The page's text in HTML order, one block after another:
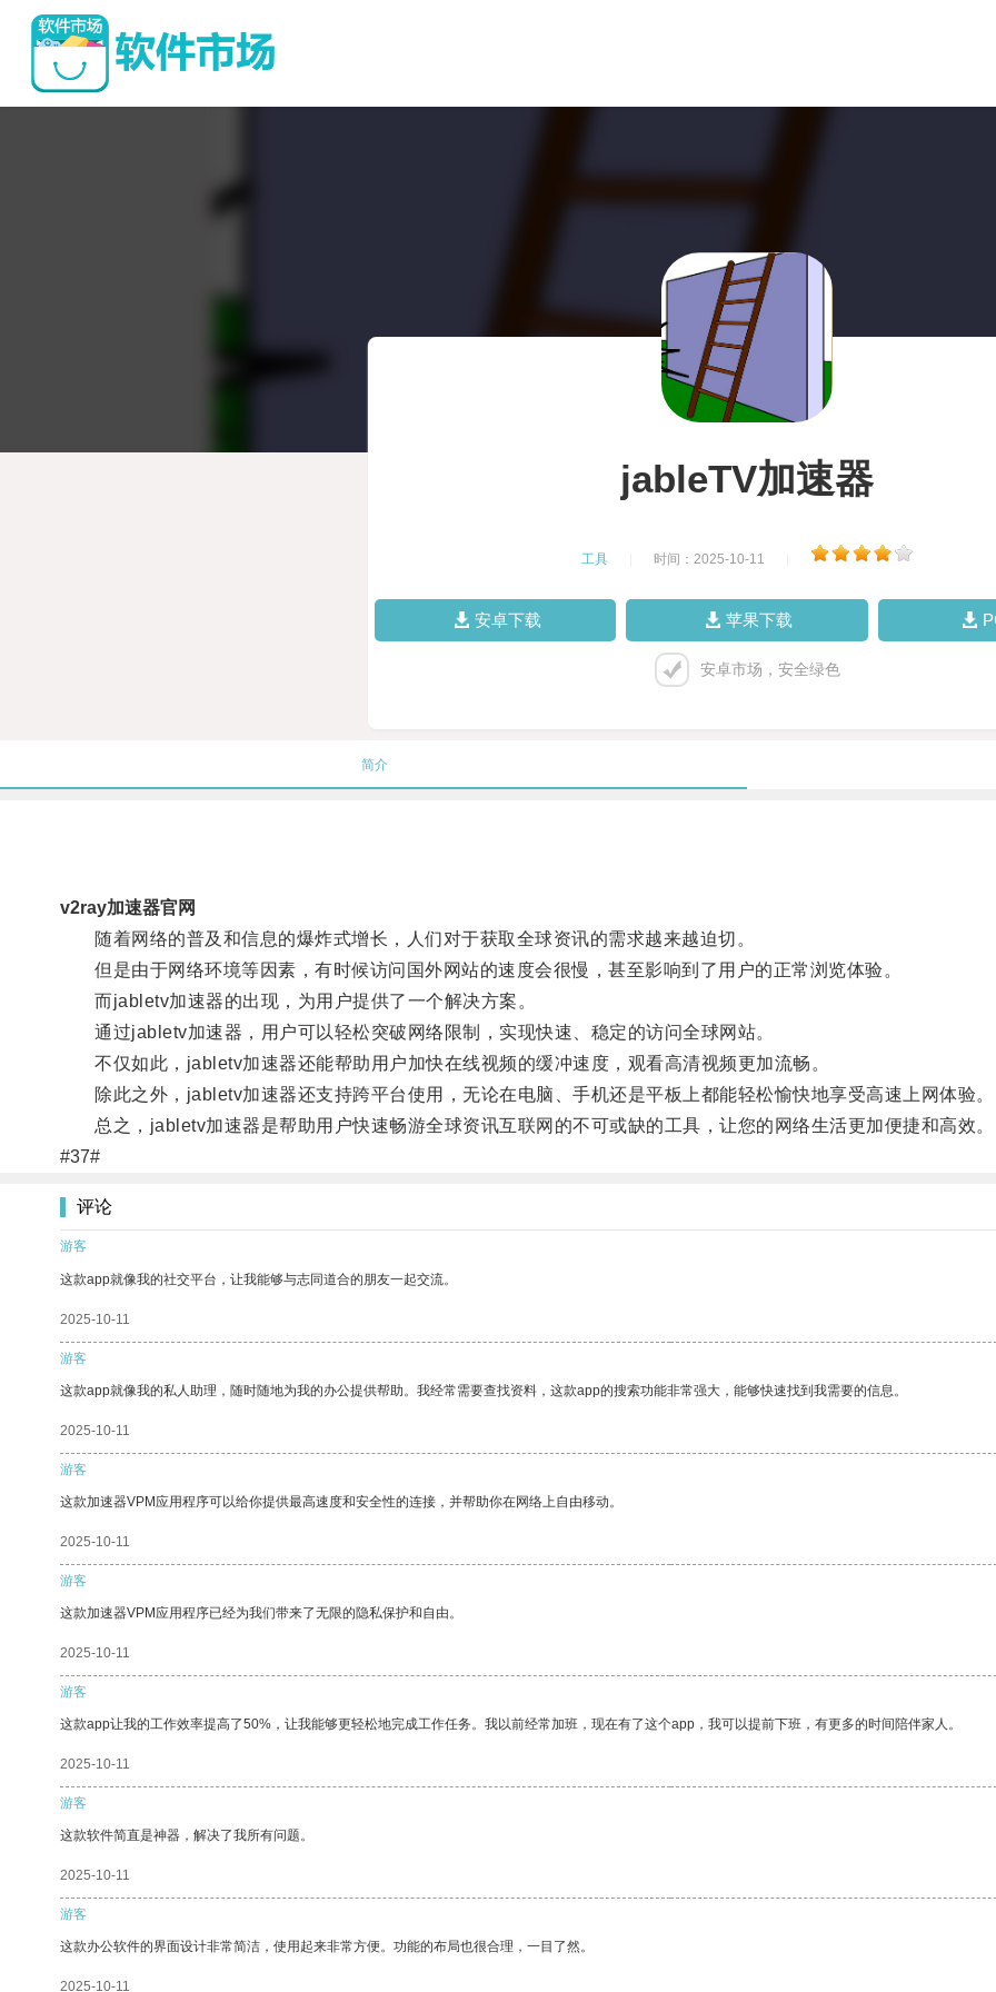
jableTV加速器
工具 时间：2025-10-11
安卓下载 苹果下载
安卓市场，安全绿色
简介
v2ray加速器官网
随着网络的普及和信息的爆炸式增长，人们对于获取全球资讯的需求越来越迫切。
但是由于网络环境等因素，有时候访问国外网站的速度会很慢，甚至影响到了用户的正常浏览体验。
而jabletv加速器的出现，为用户提供了一个解决方案。
通过jabletv加速器，用户可以轻松突破网络限制，实现快速、稳定的访问全球网站。
不仅如此，jabletv加速器还能帮助用户加快在线视频的缓冲速度，观看高清视频更加流畅。
除此之外，jabletv加速器还支持跨平台使用，无论在电脑、手机还是平板上都能轻松愉快地享受高速上网体验。
总之，jabletv加速器是帮助用户快速畅游全球资讯互联网的不可或缺的工具，让您的网络生活更加便捷和高效。
#37#
评论
游客
这款app就像我的社交平台，让我能够与志同道合的朋友一起交流。
2025-10-11
游客
这款app就像我的私人助理，随时随地为我的办公提供帮助。我经常需要查找资料，这款app的搜索功能非常强大，能够快速找到我需要的信息。
2025-10-11
游客
这款加速器VPM应用程序可以给你提供最高速度和安全性的连接，并帮助你在网络上自由移动。
2025-10-11
游客
这款加速器VPM应用程序已经为我们带来了无限的隐私保护和自由。
2025-10-11
游客
这款app让我的工作效率提高了50%，让我能够更轻松地完成工作任务。我以前经常加班，现在有了这个app，我可以提前下班，有更多的时间陪伴家人。
2025-10-11
游客
这款软件简直是神器，解决了我所有问题。
2025-10-11
游客
这款办公软件的界面设计非常简洁，使用起来非常方便。功能的布局也很合理，一目了然。
2025-10-11